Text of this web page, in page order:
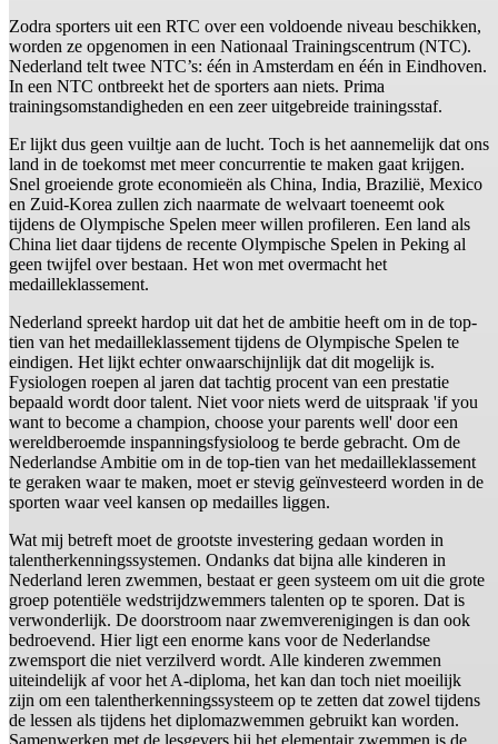
Zodra sporters uit een RTC over een voldoende niveau beschikken,
worden ze opgenomen in een Nationaal Trainingscentrum (NTC).
Nederland telt twee NTC’s: één in Amsterdam en één in Eindhoven.
In een NTC ontbreekt het de sporters aan niets. Prima
trainingsomstandigheden en een zeer uitgebreide trainingsstaf.
Er lijkt dus geen vuiltje aan de lucht. Toch is het aannemelijk dat ons
land in de toekomst met meer concurrentie te maken gaat krijgen.
Snel groeiende grote economieën als China, India, Brazilië, Mexico
en Zuid-Korea zullen zich naarmate de welvaart toeneemt ook
tijdens de Olympische Spelen meer willen profileren. Een land als
China liet daar tijdens de recente Olympische Spelen in Peking al
geen twijfel over bestaan. Het won met overmacht het
medailleklassement.
Nederland spreekt hardop uit dat het de ambitie heeft om in de top-
tien van het medailleklassement tijdens de Olympische Spelen te
eindigen. Het lijkt echter onwaarschijnlijk dat dit mogelijk is.
Fysiologen roepen al jaren dat tachtig procent van een prestatie
bepaald wordt door talent. Niet voor niets werd de uitspraak 'if you
want to become a champion, choose your parents well' door een
wereldberoemde inspanningsfysioloog te berde gebracht. Om de
Nederlandse Ambitie om in de top-tien van het medailleklassement
te geraken waar te maken, moet er stevig geïnvesteerd worden in de
sporten waar veel kansen op medailles liggen.
Wat mij betreft moet de grootste investering gedaan worden in
talentherkenningssystemen. Ondanks dat bijna alle kinderen in
Nederland leren zwemmen, bestaat er geen systeem om uit die grote
groep potentiële wedstrijdzwemmers talenten op te sporen. Dat is
verwonderlijk. De doorstroom naar zwemverenigingen is dan ook
bedroevend. Hier ligt een enorme kans voor de Nederlandse
zwemsport die niet verzilverd wordt. Alle kinderen zwemmen
uiteindelijk af voor het A-diploma, het kan dan toch niet moeilijk
zijn om een talentherkenningssysteem op te zetten dat zowel tijdens
de lessen als tijdens het diplomazwemmen gebruikt kan worden.